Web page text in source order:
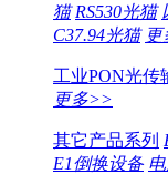
猫 RS530光猫
C37.94光猫
工业PON光传
更多>>
其它产品系列
E1倒换设备